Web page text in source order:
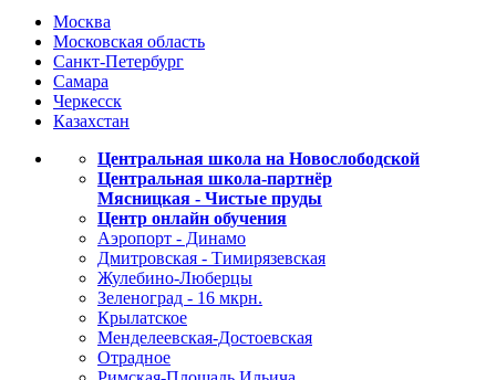
Москва
Московская область
Санкт-Петербург
Самара
Черкесск
Казахстан
Центральная школа на Новослободской
Центральная школа-партнёр
Мясницкая - Чистые пруды
Центр онлайн обучения
Аэропорт - Динамо
Дмитровская - Тимирязевская
Жулебино-Люберцы
Зеленоград - 16 мкрн.
Крылатское
Менделеевская-Достоевская
Отрадное